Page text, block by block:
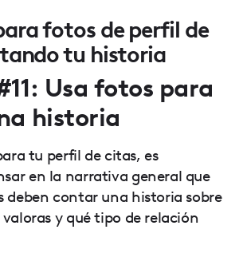
fotos de perfil de
tu historia
Usa fotos para
historia
tu perfil de citas, es
en la narrativa general que
deben contar una historia sobre
valoras y qué tipo de relación